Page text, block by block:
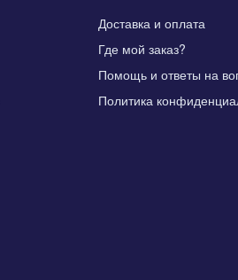
Доставка и оплата
Где мой заказ?
Помощь и ответы на
Политика